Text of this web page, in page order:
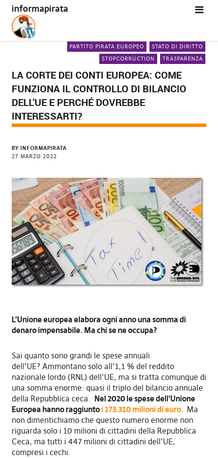
informapirata
PARTITO PIRATA EUROPEO
STATO DI DIRITTO
STOPCORRUCTION
TRASPARENZA
LA CORTE DEI CONTI EUROPEA: COME
FUNZIONA IL CONTROLLO DI BILANCIO
DELL’UE E PERCHÉ DOVREBBE
INTERESSARTI?
BY INFORMAPIRATA
27 MARZO 2022
L’Unione europea elabora ogni anno una somma di
denaro impensabile. Ma chi se ne occupa?
Sai quanto sono grandi le spese annuali
dell’UE? Ammontano solo all’1,1 % del reddito
nazionale lordo (RNL) dell’UE, ma si tratta comunque di
una somma enorme: quasi il triplo del bilancio annuale
della Repubblica ceca. Nel 2020 le spese dell’Unione
Europea hanno raggiunto i 173.310 milioni di euro. Ma
non dimentichiamo che questo numero enorme non
riguarda solo i 10 milioni di cittadini della Repubblica
Ceca, ma tutti i 447 milioni di cittadini dell’UE,
compresi i cechi.